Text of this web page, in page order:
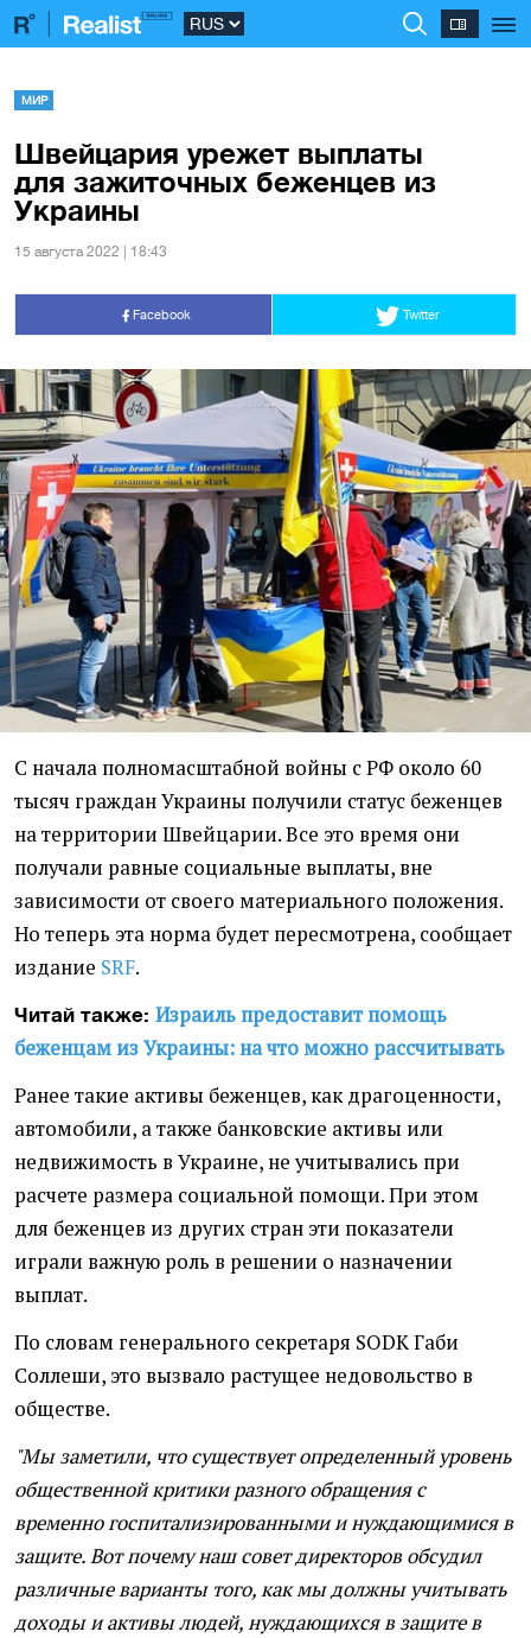
МИР
Швейцария урежет выплаты
для зажиточных беженцев из
Украины
15 августа 2022 | 18:43
Facebook Twitter
С начала полномасштабной войны с РФ около 60
тысяч граждан Украины получили статус беженцев
на территории Швейцарии. Все это время они
получали равные социальные выплаты, вне
зависимости от своего материального положения.
Но теперь эта норма будет пересмотрена, сообщает
издание SRF.
Читай также: Израиль предоставит помощь
беженцам из Украины: на что можно рассчитывать
Ранее такие активы беженцев, как драгоценности,
автомобили, а также банковские активы или
недвижимость в Украине, не учитывались при
расчете размера социальной помощи. При этом
для беженцев из других стран эти показатели
играли важную роль в решении о назначении
выплат.
По словам генерального секретаря SODK Габи
Соллеши, это вызвало растущее недовольство в
обществе.
"Мы заметили, что существует определенный уровень
общественной критики разного обращения с
временно госпитализированными и нуждающимися в
защите. Вот почему наш совет директоров обсудил
различные варианты того, как мы должны учитывать
доходы и активы людей, нуждающихся в защите в